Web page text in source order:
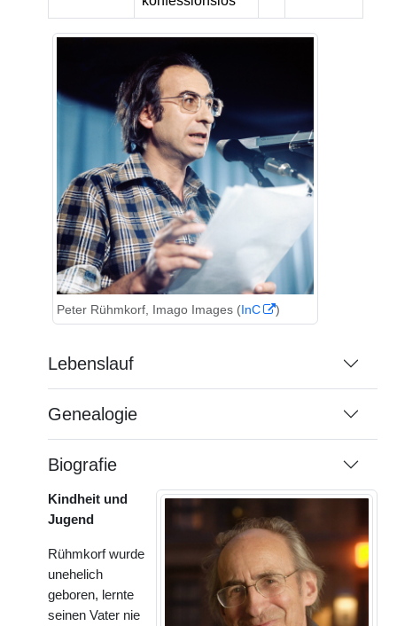
Peter Rühmkorf, Imago Images (InC )
Lebenslauf
Genealogie
Biografie
Kindheit und
Jugend
Rühmkorf wurde
unehelich
geboren, lernte
seinen Vater nie